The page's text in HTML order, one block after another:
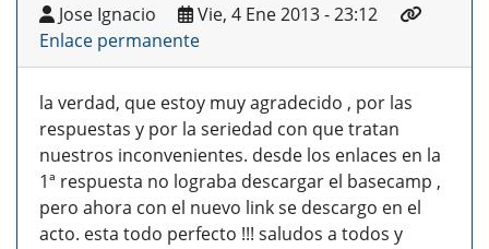
Jose Ignacio
Vie, 4 Ene 2013 - 23:12
Enlace permanente
la verdad, que estoy muy agradecido , por las
respuestas y por la seriedad con que tratan
nuestros inconvenientes. desde los enlaces en la
1ª respuesta no lograba descargar el basecamp ,
pero ahora con el nuevo link se descargo en el
acto. esta todo perfecto !!! saludos a todos y